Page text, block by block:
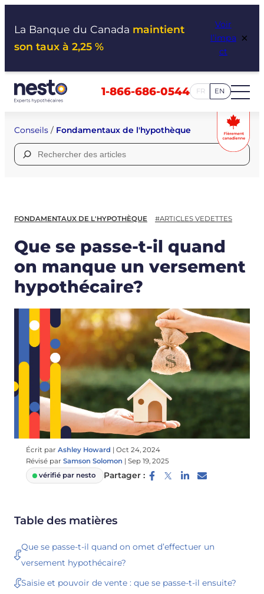
La Banque du Canada maintient
son taux à 2,25 %
Voir
l’impa
ct
×
1-866-686-0544 FR EN
Conseils / Fondamentaux de l'hypothèque
Rechercher :
FONDAMENTAUX DE L'HYPOTHÈQUE #ARTICLES VEDETTES
Que se passe-t-il quand
on manque un versement
hypothécaire?
Écrit par Ashley Howard | Oct 24, 2024
Révisé par Samson Solomon | Sep 19, 2025
vérifié par nesto
Partager :
Table des matières
Que se passe-t-il quand on omet d’effectuer un
versement hypothécaire?
Saisie et pouvoir de vente : que se passe-t-il ensuite?